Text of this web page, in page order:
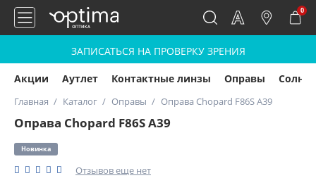
0
ЗАПИСАТЬСЯ НА ПРОВЕРКУ ЗРЕНИЯ
Акции Аутлет Контактные линзы Оправы
Главная Каталог Оправы Оправа Chopard F86S A39
Оправа Chopard F86S A39
Новинка
Отзывов еще нет